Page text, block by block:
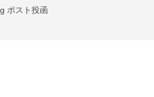
ポスト投函